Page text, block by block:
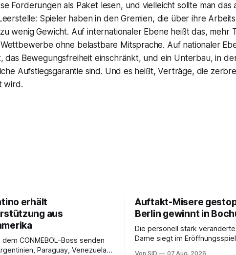
Forderungen als Paket lesen, und vielleicht sollte man das
Spieler haben in den Gremien, die über ihre
wenig Gewicht. Auf internationaler Ebene heißt das, mehr
Wettbewerbe ohne belastbare Mitsprache. Auf nationaler
das Bewegungsfreiheit einschränkt, und ein Unterbau, in
Aufstiegsgarantie sind. Und es heißt, Verträge, die
wird.
erhält
aus
dem CONMEBOL-Boss senden
Paraguay, Venezuela
Auftakt-Misere
Berlin gewinnt in
Die personell stark
Dame siegt im
Von SID 07 Aug. 2026